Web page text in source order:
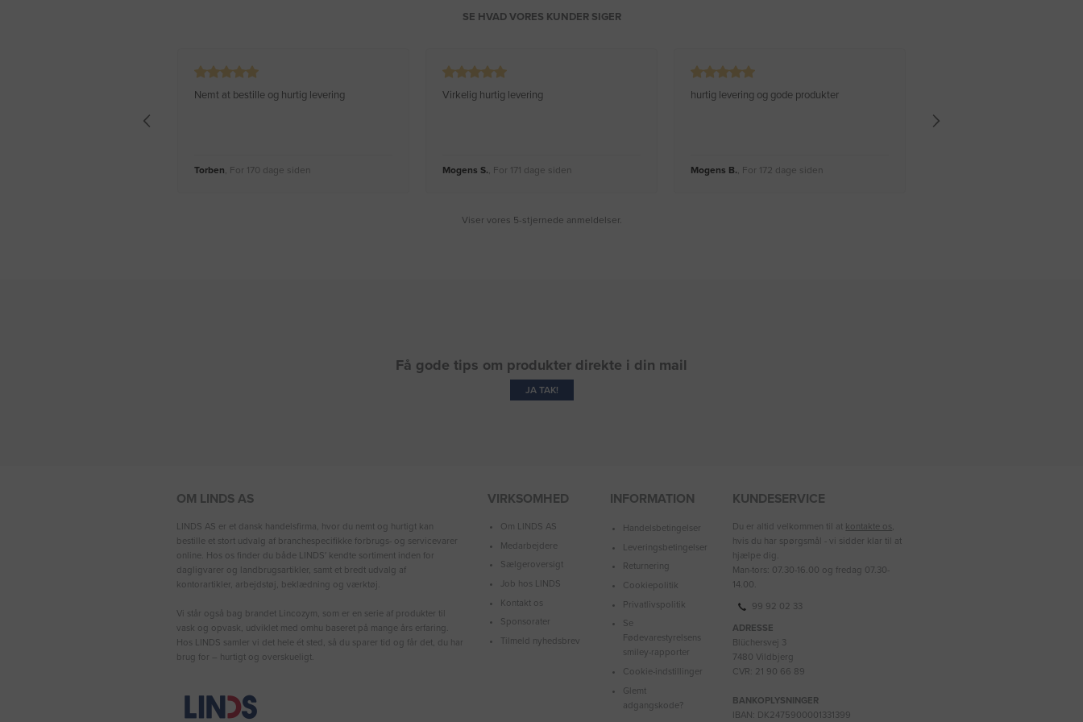
SE HVAD VORES KUNDER SIGER
Nemt at bestille og hurtig levering
Torben, For 170 dage siden
Virkelig hurtig levering
Mogens S., For 171 dage siden
hurtig levering og gode produkter
Mogens B., For 172 dage siden
Viser vores 5-stjernede anmeldelser.
Få gode tips om produkter direkte i din mail
JA TAK!
OM LINDS AS
LINDS AS er et dansk handelsfirma, hvor du nemt og hurtigt kan
bestille et stort udvalg af branchespecifikke forbrugs- og servicevarer
online. Hos os finder du både LINDS′ kendte sortiment inden for
dagligvarer og landbrugsartikler, samt et bredt udvalg af
kontorartikler, arbejdstøj, beklædning og værktøj.
Vi står også bag brandet Lincozym, som er en serie af produkter til
vask og opvask, udviklet med omhu baseret på mange års erfaring.
Hos LINDS samler vi det hele ét sted, så du sparer tid og får det, du har
brug for – hurtigt og overskueligt.
VIRKSOMHED
Om LINDS AS
Medarbejdere
Sælgeroversigt
Job hos LINDS
Kontakt os
Sponsorater
Tilmeld nyhedsbrev
INFORMATION
Handelsbetingelser
Leveringsbetingelser
Returnering
Cookiepolitik
Privatlivspolitik
Se
Fødevarestyrelsens
smiley-rapporter
Cookie-indstillinger
Glemt
adgangskode?
KUNDESERVICE
Du er altid velkommen til at kontakte os,
hvis du har spørgsmål - vi sidder klar til at
hjælpe dig.
Man-tors: 07.30-16.00 og fredag 07.30-
14.00.
99 92 02 33
ADRESSE
Blüchersvej 3
7480 Vildbjerg
CVR: 21 90 66 89
BANKOPLYSNINGER
IBAN: DK2475900001331399